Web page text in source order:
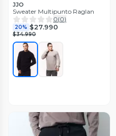
JJO
Sweater Multipunto Raglan
0(0)
20% $27.990
$34.990